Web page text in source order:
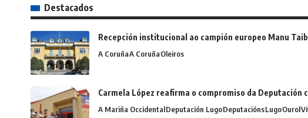
Destacados
Recepción institucional ao campión europeo Manu
A CoruñaA CoruñaOleiros
Carmela López reafirma o compromiso da
A Mariña OccidentalDeputación LugoDeputaciónsLugoOurol